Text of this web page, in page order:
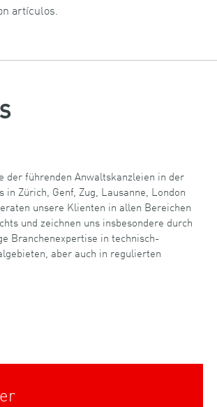
artículos.
der führenden Anwaltskanzleien in der
in Zürich, Genf, Zug, Lausanne, London
unsere Klienten in allen Bereichen
und zeichnen uns insbesondere durch
Branchenexpertise in technisch-
aber auch in regulierten